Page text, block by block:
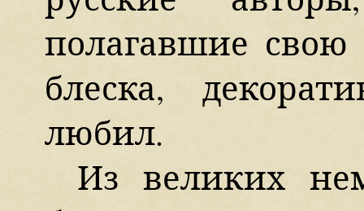
полагавшие свою
блеска,
любил.
Из великих